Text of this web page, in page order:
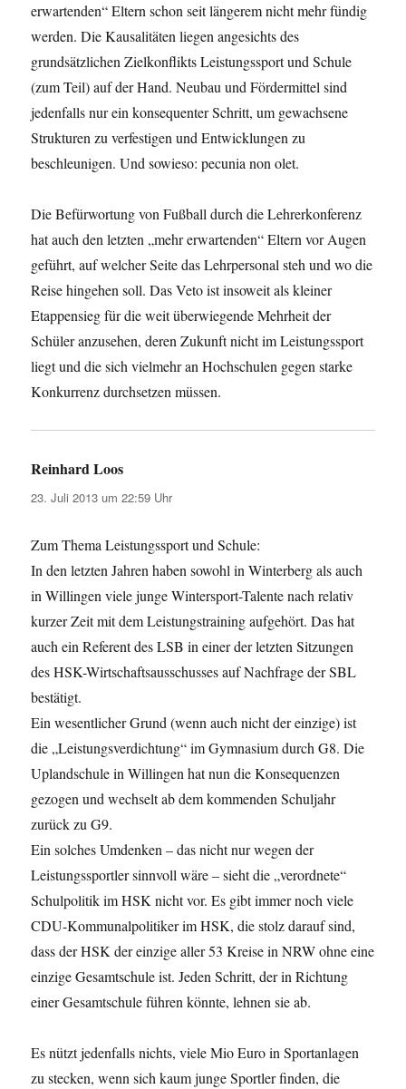
erwartenden“ Eltern schon seit längerem nicht mehr fündig
werden. Die Kausalitäten liegen angesichts des
grundsätzlichen Zielkonflikts Leistungssport und Schule
(zum Teil) auf der Hand. Neubau und Fördermittel sind
jedenfalls nur ein konsequenter Schritt, um gewachsene
Strukturen zu verfestigen und Entwicklungen zu
beschleunigen. Und sowieso: pecunia non olet.
Die Befürwortung von Fußball durch die Lehrerkonferenz
hat auch den letzten „mehr erwartenden“ Eltern vor Augen
geführt, auf welcher Seite das Lehrpersonal steh und wo die
Reise hingehen soll. Das Veto ist insoweit als kleiner
Etappensieg für die weit überwiegende Mehrheit der
Schüler anzusehen, deren Zukunft nicht im Leistungssport
liegt und die sich vielmehr an Hochschulen gegen starke
Konkurrenz durchsetzen müssen.
Reinhard Loos
23. Juli 2013 um 22:59 Uhr
Zum Thema Leistungssport und Schule:
In den letzten Jahren haben sowohl in Winterberg als auch
in Willingen viele junge Wintersport-Talente nach relativ
kurzer Zeit mit dem Leistungstraining aufgehört. Das hat
auch ein Referent des LSB in einer der letzten Sitzungen
des HSK-Wirtschaftsausschusses auf Nachfrage der SBL
bestätigt.
Ein wesentlicher Grund (wenn auch nicht der einzige) ist
die „Leistungsverdichtung“ im Gymnasium durch G8. Die
Uplandschule in Willingen hat nun die Konsequenzen
gezogen und wechselt ab dem kommenden Schuljahr
zurück zu G9.
Ein solches Umdenken – das nicht nur wegen der
Leistungssportler sinnvoll wäre – sieht die „verordnete“
Schulpolitik im HSK nicht vor. Es gibt immer noch viele
CDU-Kommunalpolitiker im HSK, die stolz darauf sind,
dass der HSK der einzige aller 53 Kreise in NRW ohne eine
einzige Gesamtschule ist. Jeden Schritt, der in Richtung
einer Gesamtschule führen könnte, lehnen sie ab.
Es nützt jedenfalls nichts, viele Mio Euro in Sportanlagen
zu stecken, wenn sich kaum junge Sportler finden, die